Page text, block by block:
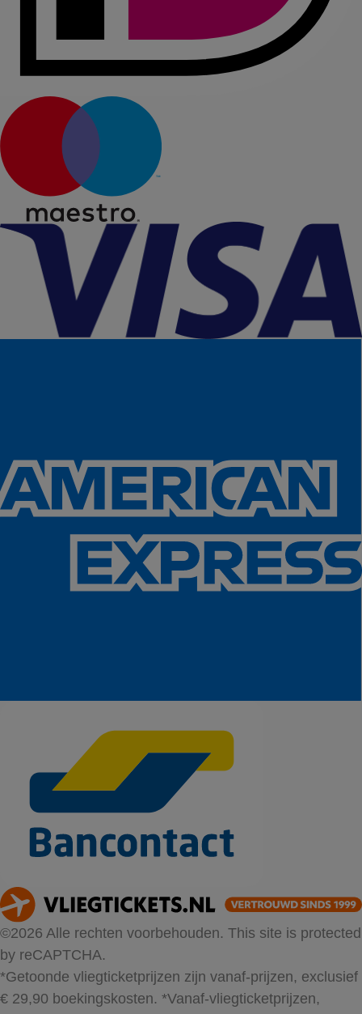
©2026 Alle rechten voorbehouden. This site is protected
by reCAPTCHA.
*Getoonde vliegticketprijzen zijn vanaf-prijzen, exclusief
€ 29,90 boekingskosten. *Vanaf-vliegticketprijzen,